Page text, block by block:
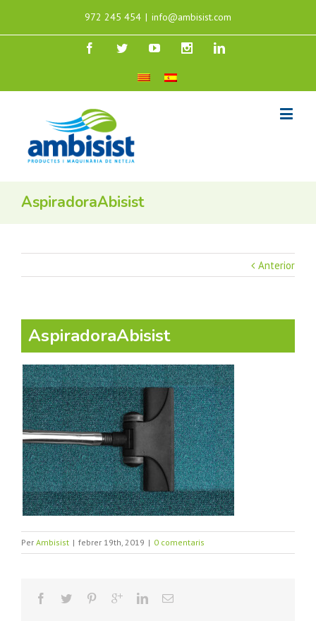
972 245 454 | info@ambisist.com
AspiradoraAbisist
Anterior
AspiradoraAbisist
Per Ambisist | febrer 19th, 2019 | 0 comentaris